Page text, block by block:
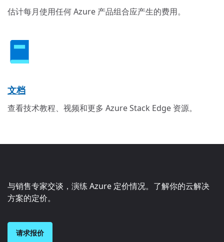
估计每月使用任何 Azure 产品组合应产生的费用。
文档
查看技术教程、视频和更多 Azure Stack Edge 资源。
与销售专家交谈，演练 Azure 定价情况。了解你的云解决
方案的定价。
请求报价